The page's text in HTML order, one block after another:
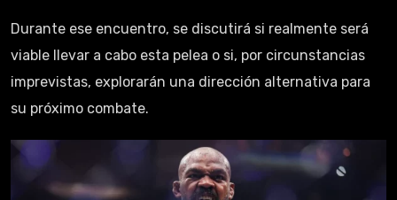
Durante ese encuentro, se discutirá si realmente será
viable llevar a cabo esta pelea o si, por circunstancias
imprevistas, explorarán una dirección alternativa para
su próximo combate.